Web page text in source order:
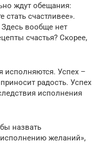
ждут обещания:
стать счастливее».
Здесь вообще нет
счастья? Скорее,
исполняются. Успех –
радость. Успех
исполнения
назвать
желаний»,